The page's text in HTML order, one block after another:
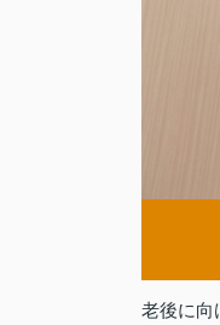
老後に向